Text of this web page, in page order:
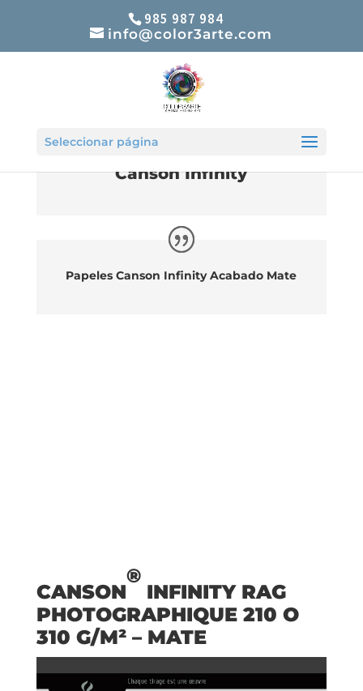
985 987 984
info@color3arte.com
Seleccionar página
Canson Infinity
Papeles Canson Infinity Acabado Mate
CANSON
®
INFINITY RAG
PHOTOGRAPHIQUE 210 O
310 G/M² – MATE